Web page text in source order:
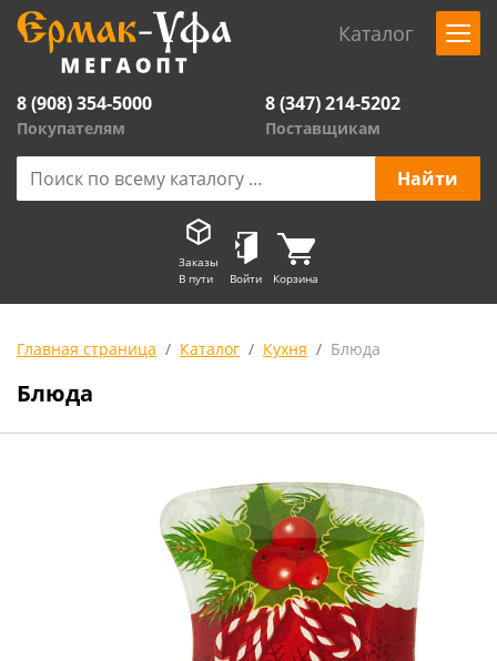
Каталог
8 (908) 354-5000
Покупателям
8 (347) 214-5202
Поставщикам
Заказы
В пути
Войти Корзина
Главная страница Каталог Кухня Блюда
Блюда